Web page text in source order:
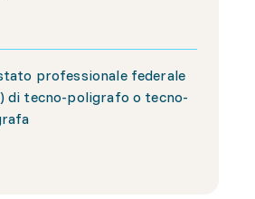
professionale federale
di tecno-poligrafo o tecno-